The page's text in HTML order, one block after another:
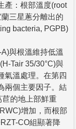
產：根部溫度(root
三星蔥分離出的
bacteria, PGPB)
與根溫維持低溫
Tair 35/30°C)與
氣溫處理。在第四
兩個主要因子。結
的地上部鮮重
增加，而根部
CO組顯著降